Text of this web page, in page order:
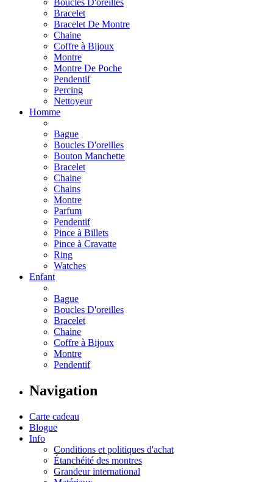
Boucles D'oreilles
Bracelet
Bracelet De Montre
Chaine
Coffre à Bijoux
Montre
Montre De Poche
Pendentif
Percing
Nettoyeur
Homme
Bague
Boucles D'oreilles
Bouton Manchette
Bracelet
Chaine
Chains
Montre
Parfum
Pendentif
Pince à Billets
Pince à Cravatte
Ring
Watches
Enfant
Bague
Boucles D'oreilles
Bracelet
Chaine
Coffre à Bijoux
Montre
Pendentif
Navigation
Carte cadeau
Blogue
Info
Conditions et politiques d'achat
Étanchéité des montres
Grandeur international